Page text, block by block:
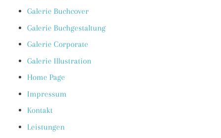
Galerie Buchcover
Galerie Buchgestaltung
Galerie Corporate
Galerie Illustration
Home Page
Impressum
Kontakt
Leistungen